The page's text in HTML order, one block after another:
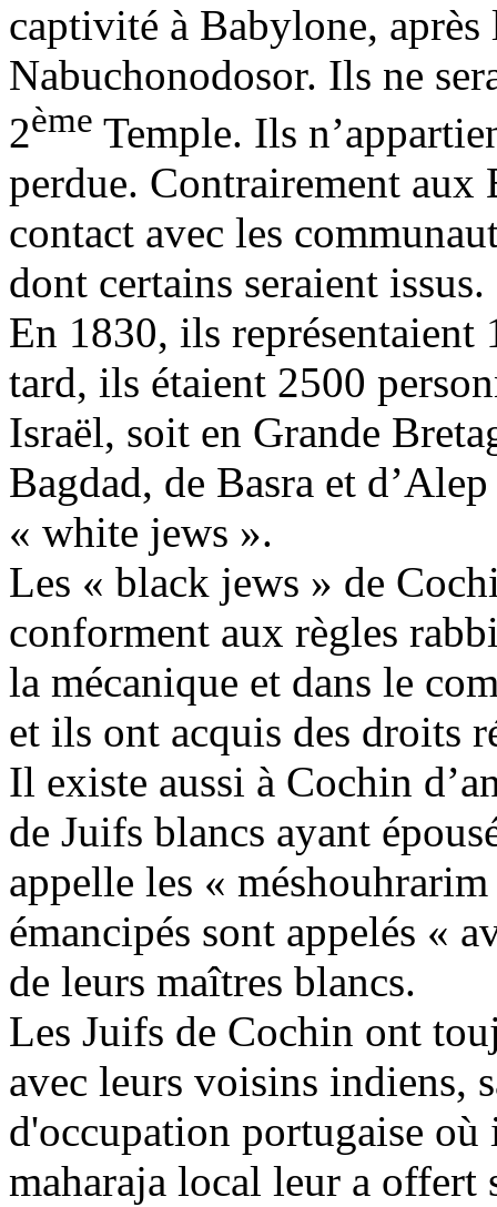
captivité à Babylone,
Nabuchonodosor. Ils ne
2ème Temple. Ils
perdue. Contrairement aux
contact avec les
dont certains seraient
En 1830, ils
tard, ils étaient 2500
Israël, soit en Grande
Bagdad, de Basra et
« white jews ».
Les « black jews » de
conforment aux règles
la mécanique et dans le
et ils ont acquis des droits
Il existe aussi à Cochin
de Juifs blancs ayant
appelle les «
émancipés sont appelés «
de leurs maîtres blancs.
Les Juifs de Cochin ont
avec leurs voisins indiens,
d'occupation portugaise
maharaja local leur a offert